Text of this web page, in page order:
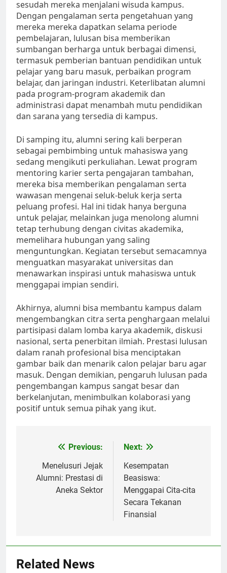
sesudah mereka menjalani wisuda kampus.
Dengan pengalaman serta pengetahuan yang
mereka mereka dapatkan selama periode
pembelajaran, lulusan bisa memberikan
sumbangan berharga untuk berbagai dimensi,
termasuk pemberian bantuan pendidikan untuk
pelajar yang baru masuk, perbaikan program
belajar, dan jaringan industri. Keterlibatan alumni
pada program-program akademik dan
administrasi dapat menambah mutu pendidikan
dan sarana yang tersedia di kampus.
Di samping itu, alumni sering kali berperan
sebagai pembimbing untuk mahasiswa yang
sedang mengikuti perkuliahan. Lewat program
mentoring karier serta pengajaran tambahan,
mereka bisa memberikan pengalaman serta
wawasan mengenai seluk-beluk kerja serta
peluang profesi. Hal ini tidak hanya berguna
untuk pelajar, melainkan juga menolong alumni
tetap terhubung dengan civitas akademika,
memelihara hubungan yang saling
menguntungkan. Kegiatan tersebut semacamnya
menguatkan masyarakat universitas dan
menawarkan inspirasi untuk mahasiswa untuk
menggapai impian sendiri.
Akhirnya, alumni bisa membantu kampus dalam
mengembangkan citra serta penghargaan melalui
partisipasi dalam lomba karya akademik, diskusi
nasional, serta penerbitan ilmiah. Prestasi lulusan
dalam ranah profesional bisa menciptakan
gambar baik dan menarik calon pelajar baru agar
masuk. Dengan demikian, pengaruh lulusan pada
pengembangan kampus sangat besar dan
berkelanjutan, menimbulkan kolaborasi yang
positif untuk semua pihak yang ikut.
navigation
Previous:
Menelusuri Jejak
Alumni: Prestasi di
Aneka Sektor
Next:
Kesempatan
Beasiswa:
Menggapai Cita-cita
Secara Tekanan
Finansial
Related News